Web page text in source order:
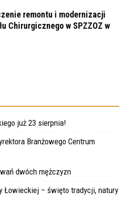
remontu i modernizacji
Chirurgicznego w SPZZOZ w
już 23 sierpnia!
Branżowego Centrum
dwóch mężczyzn
Łowieckiej – święto tradycji, natury